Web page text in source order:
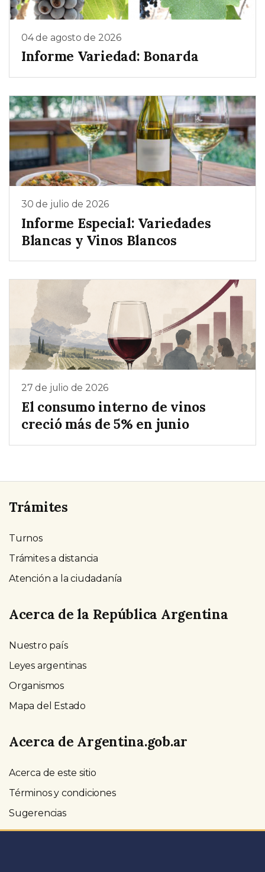
04 de agosto de 2026
Informe Variedad: Bonarda
30 de julio de 2026
Informe Especial: Variedades
Blancas y Vinos Blancos
27 de julio de 2026
El consumo interno de vinos
creció más de 5% en junio
Trámites
Turnos
Trámites a distancia
Atención a la ciudadanía
Acerca de la República Argentina
Nuestro país
Leyes argentinas
Organismos
Mapa del Estado
Acerca de Argentina.gob.ar
Acerca de este sitio
Términos y condiciones
Sugerencias